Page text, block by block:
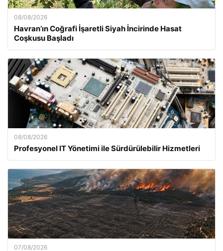
08/08/2026
Havran’ın Coğrafi İşaretli Siyah İncirinde Hasat
Coşkusu Başladı
08/08/2026
Profesyonel IT Yönetimi ile Sürdürülebilir Hizmetleri
07/08/2026